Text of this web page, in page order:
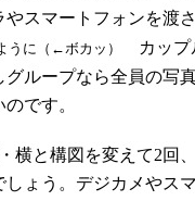
やスマートフォンを渡
うに（←ボカッ）
カップ
グループなら全員の写
です。
横と構図を変えて2回
しょう。デジカメやス